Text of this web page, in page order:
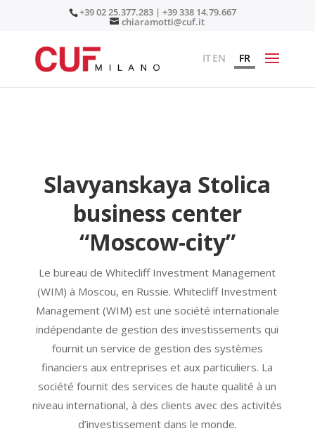
+39 02 25.377.283 | +39 338 14.79.667
chiaramotti@cuf.it
ITEN FR
Slavyanskaya Stolica
business center
“Moscow-city”
Le bureau de Whitecliff Investment Management
(WIM) à Moscou, en Russie. Whitecliff Investment
Management (WIM) est une société internationale
indépendante de gestion des investissements qui
fournit un service de gestion des systèmes
financiers aux entreprises et aux particuliers. La
société fournit des services de haute qualité à un
niveau international, à des clients avec des activités
d’investissement dans le monde.